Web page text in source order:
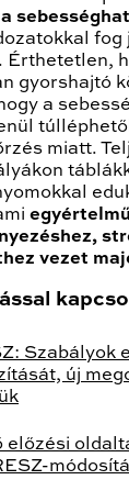
Érthetetlen,
gyorshajtó
a
miatt.
egyértelmű
vezet
Szabályok
új
előzési